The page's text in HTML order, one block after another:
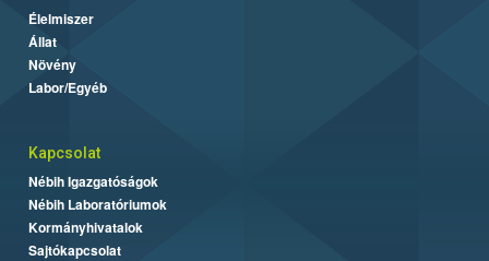
Élelmiszer
Állat
Növény
Labor/Egyéb
Kapcsolat
Nébih Igazgatóságok
Nébih Laboratóriumok
Kormányhivatalok
Sajtókapcsolat